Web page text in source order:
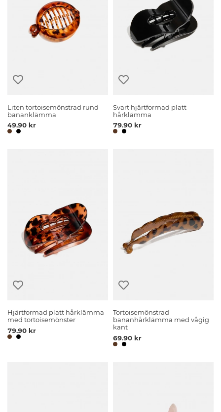
Liten tortoisemönstrad rund
bananklämma
49.90 kr
Svart hjärtformad platt
hårklämma
79.90 kr
Hjärtformad platt hårklämma
med tortoisemönster
79.90 kr
Tortoisemönstrad
bananhårklämma med vågig
kant
69.90 kr